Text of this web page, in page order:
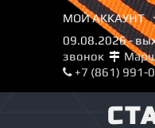
МОЙ АККАУНТ
09.08.2026 -
звонок
+7 (861) 991-